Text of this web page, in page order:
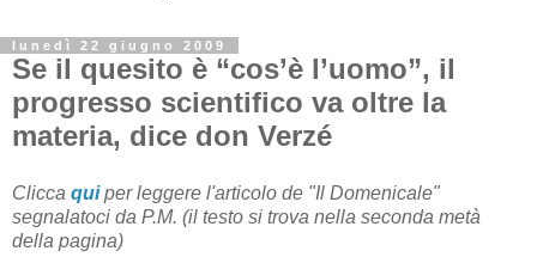
lunedì 22 giugno 2009
Se il quesito è “cos’è l’uomo”, il
progresso scientifico va oltre la
materia, dice don Verzé
Clicca quiper leggere l'articolo de "Il Domenicale"
segnalatoci da P.M. (il testo si trova nella seconda metà
della pagina)